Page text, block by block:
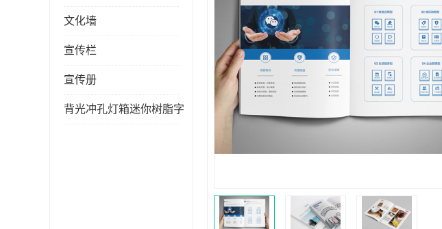
文化墙
宣传栏
宣传册
背光冲孔灯箱迷你树脂字